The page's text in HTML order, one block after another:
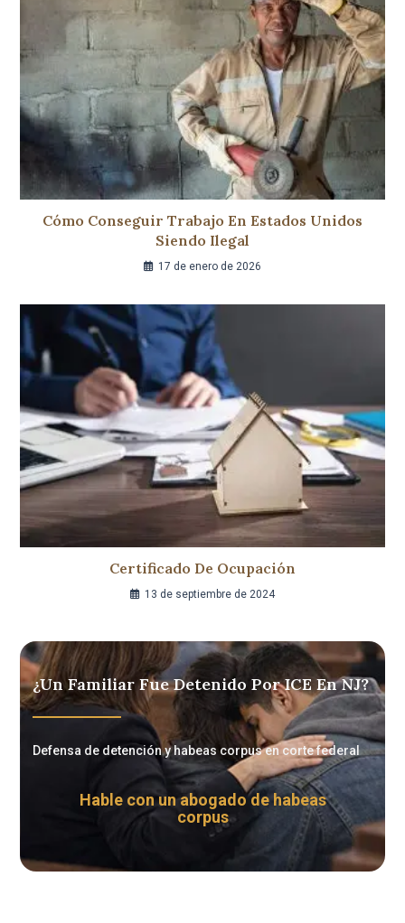
Cómo Conseguir Trabajo En Estados Unidos
Siendo Ilegal
17 de enero de 2026
Certificado De Ocupación
13 de septiembre de 2024
¿Un Familiar Fue Detenido Por ICE En NJ?
Defensa de detención y habeas corpus en corte federal
Hable con un abogado de habeas
corpus